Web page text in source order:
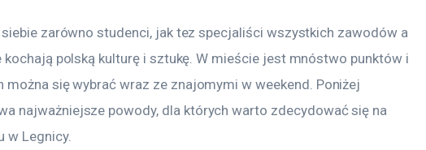
zarówno studenci, jak tez specjaliści wszystkich zawodów a
kochają polską kulturę i sztukę. W mieście jest mnóstwo punktów i
można się wybrać wraz ze znajomymi w weekend. Poniżej
najważniejsze powody, dla których warto zdecydować się na
w Legnicy.